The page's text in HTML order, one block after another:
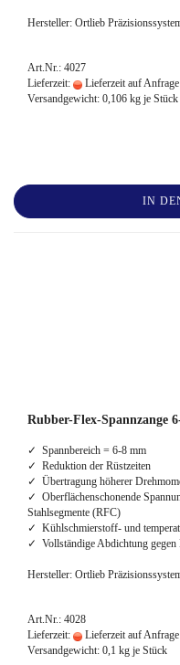
Hersteller: Ortlieb
Art.Nr.: 4027
Lieferzeit:
Lieferzeit auf Anfrage
Versandgewicht: 0,106 kg je Stück
IN
Rubber-Flex-Spannzange
✓ Spannbereich = 6-8 mm
✓ Reduktion der Rüstzeiten
✓ Übertragung höherer
✓ Oberflächenschonende
Stahlsegmente (RFC)
✓ Kühlschmierstoff- und
✓ Vollständige Abdichtung gegen
Hersteller: Ortlieb
Art.Nr.: 4028
Lieferzeit:
Lieferzeit auf Anfrage
Versandgewicht: 0,1 kg je Stück